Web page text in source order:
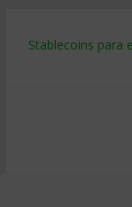
Stablecoins para
Despido
IA en selección
Trabajo forzoso
Mercado